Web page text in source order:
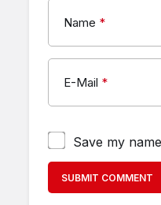
Name *
E-Mail *
Save my
SUBMIT COMMENT